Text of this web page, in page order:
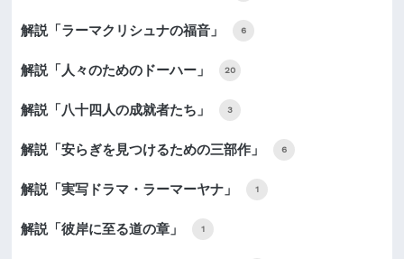
解説「ラーマクリシュナの福音」 6
解説「人々のためのドーハー」 20
解説「八十四人の成就者たち」 3
解説「安らぎを見つけるための三部作」 6
解説「実写ドラマ・ラーマーヤナ」 1
解説「彼岸に至る道の章」 1